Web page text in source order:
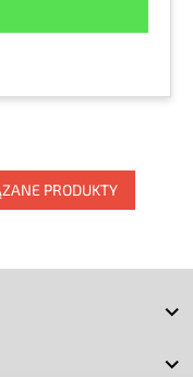
PRODUKTY